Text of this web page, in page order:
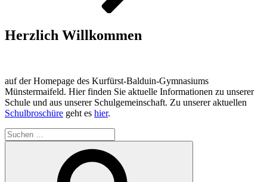
Herzlich Willkommen
auf der Homepage des Kurfürst-Balduin-Gymnasiums
Münstermaifeld. Hier finden Sie aktuelle Informationen zu unserer
Schule und aus unserer Schulgemeinschaft. Zu unserer aktuellen
Schulbroschüre geht es hier.
Suchen
nach: